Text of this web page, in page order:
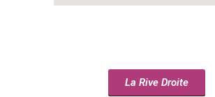
La Rive Droite